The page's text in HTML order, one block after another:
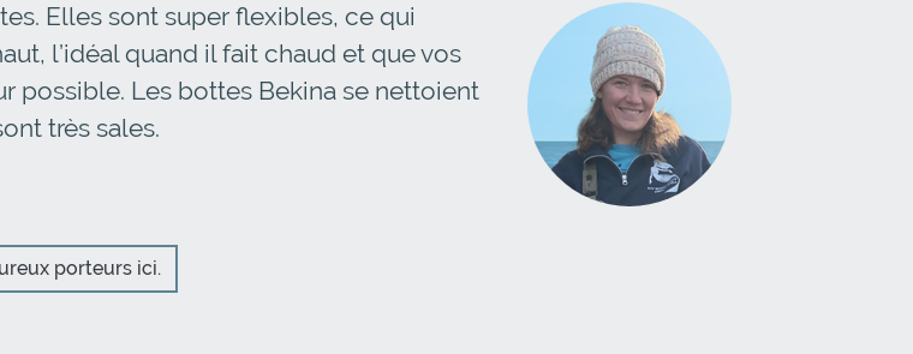
Elles sont super flexibles, ce qui
l’idéal quand il fait chaud et que vos
possible. Les bottes Bekina se nettoient
très sales.
porteurs ici.